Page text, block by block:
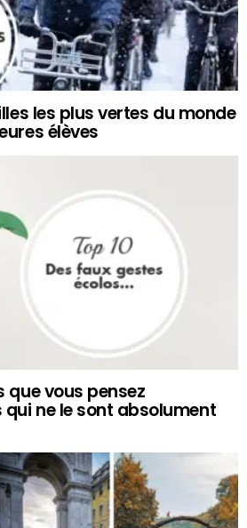
les plus vertes du monde
élèves
que vous pensez
ne le sont absolument